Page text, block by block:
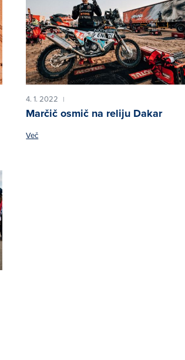
4. 1. 2022 |
Marčič osmič na reliju Dakar
Več